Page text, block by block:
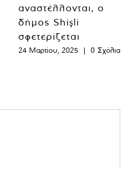
αναστέλλονται, ο
δήμος Shişli
σφετερίζεται
24 Μαρτίου, 2025 | 0 Σχόλια